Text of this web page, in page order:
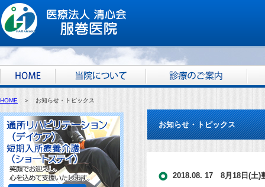
HOME ＞ お知らせ・トピックス
お知らせ・トピックス
2018.08. 17 8月18日(土)